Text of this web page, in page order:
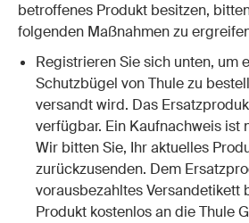
betroffenes Produkt besitzen,
folgenden Maßnahmen zu
Registrieren Sie sich unten, um
Schutzbügel von Thule zu
versandt wird. Das
verfügbar. Ein Kaufnachweis ist
Wir bitten Sie, Ihr aktuelles
zurückzusenden. Dem
vorausbezahltes Versandetikett
Produkt kostenlos an die Thule